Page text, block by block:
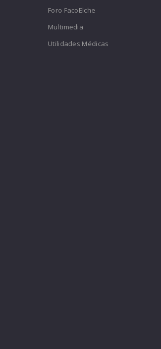
Foro FacoElche
Multimedia
Utilidades Médicas